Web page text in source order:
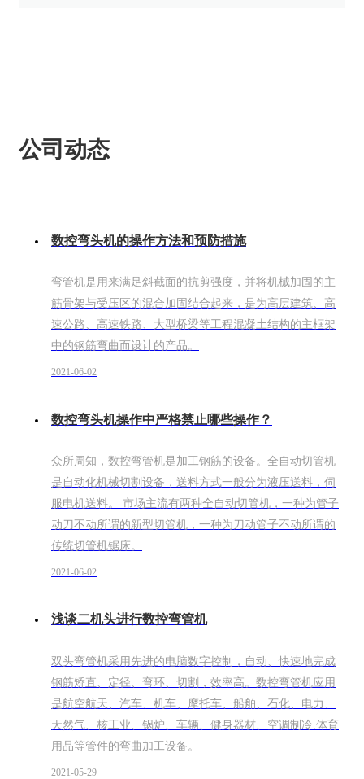
公司动态
数控弯头机的操作方法和预防措施
弯管机是用来满足斜截面的抗剪强度，并将机械加固的主
筋骨架与受压区的混合加固结合起来，是为高层建筑、高
速公路、高速铁路、大型桥梁等工程混凝土结构的主框架
中的钢筋弯曲而设计的产品。
2021-06-02
数控弯头机操作中严格禁止哪些操作？
众所周知，数控弯管机是加工钢筋的设备。全自动切管机
是自动化机械切割设备，送料方式一般分为液压送料，伺
服电机送料。 市场主流有两种全自动切管机，一种为管子
动刀不动所谓的新型切管机，一种为刀动管子不动所谓的
传统切管机锯床。
2021-06-02
浅谈二机头进行数控弯管机
双头弯管机采用先进的电脑数字控制，自动、快速地完成
钢筋矫直、定径、弯环、切割，效率高。数控弯管机应用
是航空航天、汽车、机车、摩托车、船舶、石化、电力、
天然气、核工业、锅炉、车辆、健身器材、空调制冷.体育
用品等管件的弯曲加工设备。
2021-05-29